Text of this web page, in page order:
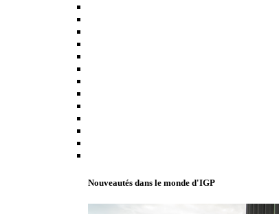
Nouveautés dans le monde d'IGP